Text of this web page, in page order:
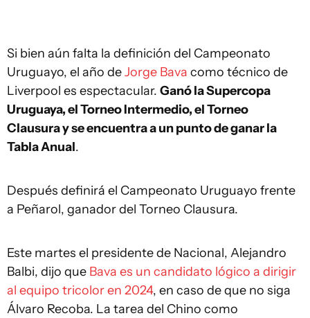
Si bien aún falta la definición del Campeonato
Uruguayo, el año deJorge Bava como técnico de
Liverpool es espectacular. Ganó la Supercopa
Uruguaya, el Torneo Intermedio, el Torneo
Clausura y se encuentra a un punto de ganar la
Tabla Anual.
Después definirá el Campeonato Uruguayo frente
a Peñarol, ganador del Torneo Clausura.
Este martes el presidente de Nacional, Alejandro
Balbi, dijo que Bava es un candidato lógico a dirigir
al equipo tricolor en 2024, en caso de que no siga
Álvaro Recoba. La tarea del Chino como